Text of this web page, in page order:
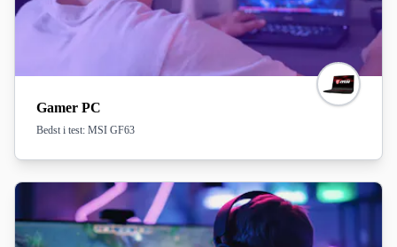
Ud over gaming-pc og konsol har vi også udvalgt det bedste gaming-headset, der gør
kommunikationen med andre spillere nemmere, så du og dit hold kan præstere endnu
Læs vores tests nedenfor om gaming-pc'er og headsets for at finde ud af, hvilke der er
Gamer PC
Bedst i test: MSI GF63